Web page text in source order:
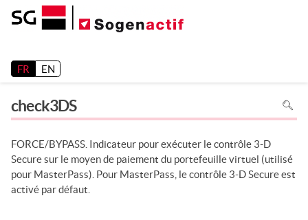
FR EN
check3DS
Pour
la
sur
votre
clavier
FORCE/BYPASS. Indicateur pour exécuter le contrôle 3-D
Secure sur le moyen de paiement du portefeuille virtuel (utilisé
pour MasterPass). Pour MasterPass, le contrôle 3-D Secure est
activé par défaut.